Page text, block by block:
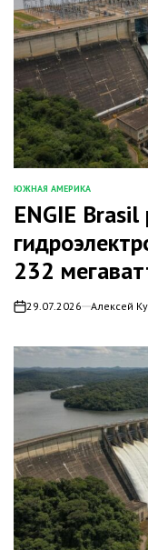
ОПУБЛИКОВАНО
В
ЮЖНАЯ АМЕРИКА
ENGIE
232
on29.07.2026 Алексей